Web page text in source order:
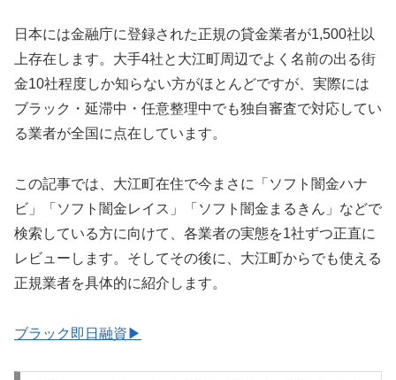
日本には金融庁に登録された正規の貸金業者が1,500社以
上存在します。大手4社と大江町周辺でよく名前の出る街
金10社程度しか知らない方がほとんどですが、実際には
ブラック・延滞中・任意整理中でも独自審査で対応してい
る業者が全国に点在しています。
この記事では、大江町在住で今まさに「ソフト闇金ハナ
ビ」「ソフト闇金レイス」「ソフト闇金まるきん」などで
検索している方に向けて、各業者の実態を1社ずつ正直に
レビューします。そしてその後に、大江町からでも使える
正規業者を具体的に紹介します。
ブラック即日融資▶